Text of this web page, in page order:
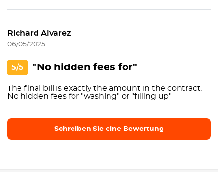
Richard Alvarez
06/05/2025
5/5 "No hidden fees for"
The final bill is exactly the amount in the contract.
No hidden fees for "washing" or "filling up"
Schreiben Sie eine Bewertung